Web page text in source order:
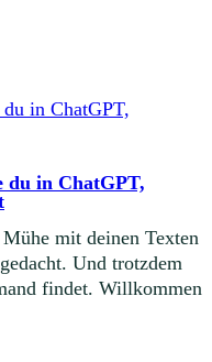
in ChatGPT,
mit deinen Texten
Und trotzdem
findet. Willkommen